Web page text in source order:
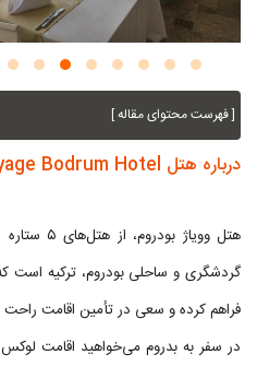
[ فهرست محتوای مقاله ]
درباره هتل Voyage Bodrum Hotel
هتل
گردشگری و ساحلی بودروم، ترکیه است
فراهم کرده و سعی در تأمین اقامت راحت و
در سفر به بدروم می‌خواهید اقامت